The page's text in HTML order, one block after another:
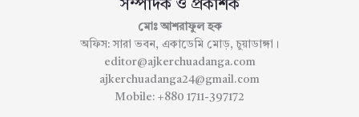
সম্পাদক ও প্রকাশক
মোঃ আশরাফুল হক
অফিস: সারা ভবন, একাডেমি মোড়, চুয়াডাঙ্গা।
editor@ajkerchuadanga.com
ajkerchuadanga24@gmail.com
Mobile: +880 1711-397172